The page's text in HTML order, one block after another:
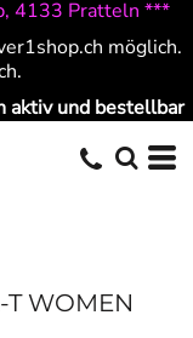
4133 Pratteln ***
möglich.
aktiv und bestellbar
T WOMEN